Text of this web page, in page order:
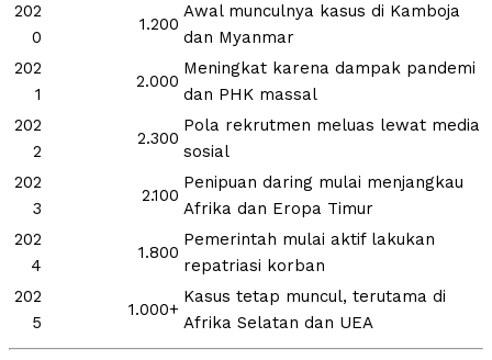
202
0
1.200
Awal munculnya kasus di Kamboja
dan Myanmar
202
1
2.000
Meningkat karena dampak pandemi
dan PHK massal
202
2
2.300
Pola rekrutmen meluas lewat media
sosial
202
3
2.100
Penipuan daring mulai menjangkau
Afrika dan Eropa Timur
202
4
1.800
Pemerintah mulai aktif lakukan
repatriasi korban
202
5
1.000+
Kasus tetap muncul, terutama di
Afrika Selatan dan UEA